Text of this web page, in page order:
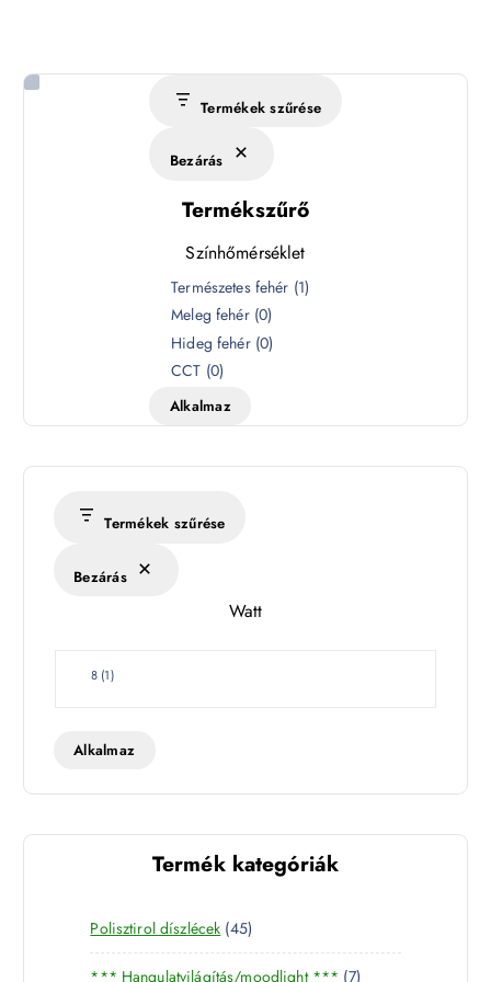
Termékek szűrése
Bezárás
Termékszűrő
Színhőmérséklet
é
s
k
Természetes fehér (1)
Meleg fehér (0)
Hideg fehér (0)
CCT (0)
Alkalmaz
Termékek szűrése
Bezárás
Watt
W
t
8 (1)
Alkalmaz
Termék kategóriák
Polisztirol díszlécek 454
5
*** Hangulatvilágítás/moodlight *** 77